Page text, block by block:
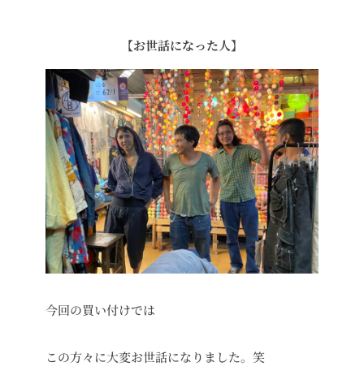
【お世話になった人】
今回の買い付けでは
この方々に大変お世話になりました。笑